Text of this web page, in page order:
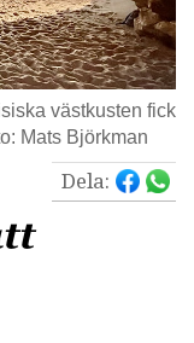
västkusten fick
Mats Björkman
Dela: